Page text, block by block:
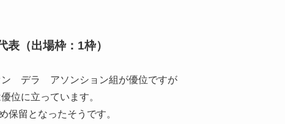
（出場枠：1枠）
ン デラ アソンション組が優位ですが
位に立っています。
留となったそうです。